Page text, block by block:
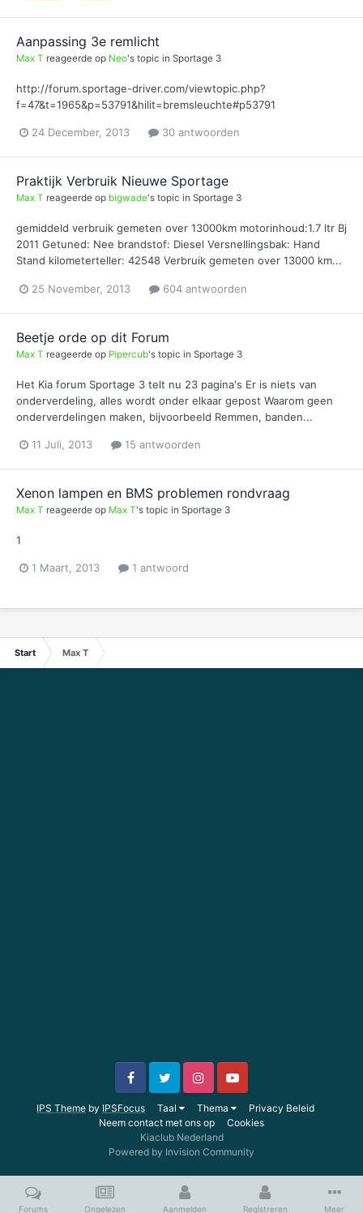
Aanpassing 3e remlicht
Max T reageerde op Neo's topic in Sportage 3
http://forum.sportage-driver.com/viewtopic.php?
f=47&t=1965&p=53791&hilit=bremsleuchte#p53791
24 December, 2013 30 antwoorden
Praktijk Verbruik Nieuwe Sportage
Max T reageerde op bigwade's topic in Sportage 3
gemiddeld verbruik gemeten over 13000km motorinhoud:1.7 ltr Bj
2011 Getuned: Nee brandstof: Diesel Versnellingsbak: Hand
Stand kilometerteller: 42548 Verbruik gemeten over 13000 km...
25 November, 2013 604 antwoorden
Beetje orde op dit Forum
Max T reageerde op Pipercub's topic in Sportage 3
Het Kia forum Sportage 3 telt nu 23 pagina's Er is niets van
onderverdeling, alles wordt onder elkaar gepost Waarom geen
onderverdelingen maken, bijvoorbeeld Remmen, banden...
11 Juli, 2013 15 antwoorden
Xenon lampen en BMS problemen rondvraag
Max T reageerde op Max T's topic in Sportage 3
1
1 Maart, 2013 1 antwoord
Start Max T
IPS Theme by IPSFocus Taal Thema
Privacy Beleid
Neem contact met ons op
Cookies
Kiaclub Nederland
Powered by Invision Community
Forums Ongelezen Aanmelden Registreren Meer